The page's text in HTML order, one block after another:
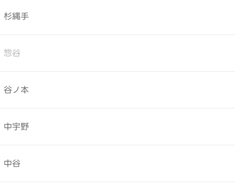
杉縄手
惣谷
谷ノ本
中宇野
中谷